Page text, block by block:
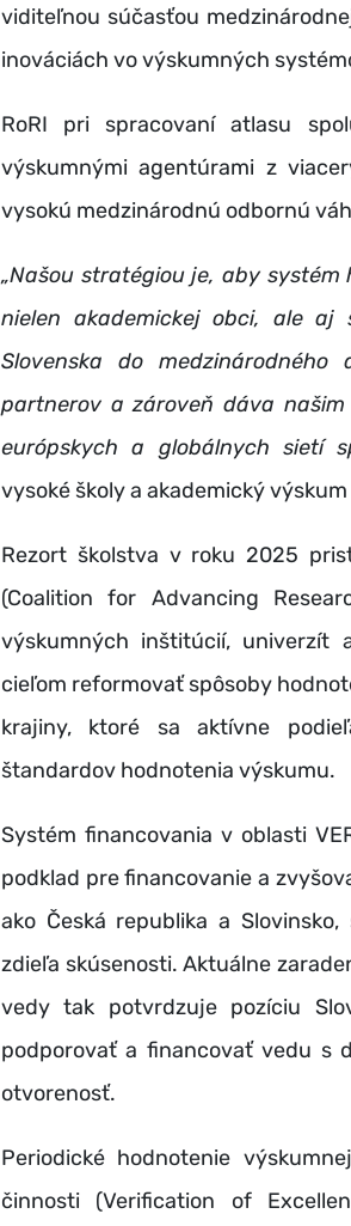
viditeľnou súčasťou
inováciách vo výskumných
RoRI pri spracovaní atlasu
výskumnými agentúrami z
vysokú medzinárodnú odbornú
„Našou stratégiou je, aby
nielen akademickej obci, ale aj
Slovenska do
partnerov a zároveň dáva
európskych a globálnych sietí
vysoké školy a akademický
Rezort školstva v roku 2025
(Coalition for Advancing
výskumných inštitúcií,
cieľom reformovať spôsoby
krajiny, ktoré sa aktívne
štandardov hodnotenia výskumu.
Systém financovania v oblasti
podklad pre financovanie a
ako Česká republika a
zdieľa skúsenosti. Aktuálne
vedy tak potvrdzuje pozíciu
podporovať a financovať vedu s
otvorenosť.
Periodické hodnotenie
činnosti (Verification of